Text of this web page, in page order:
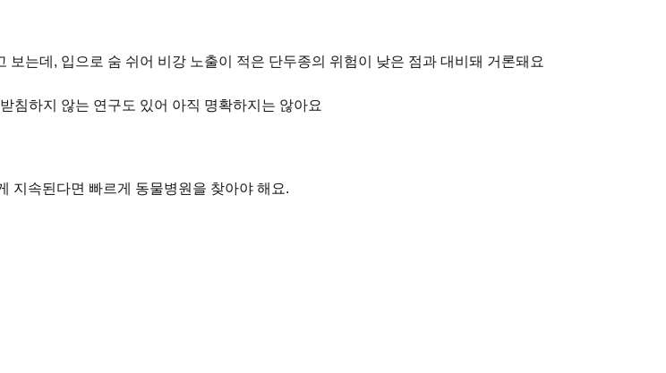
는데, 입으로 숨 쉬어 비강 노출이 적은 단두종의 위험이 낮은 점과 대비돼 거론돼요
침하지 않는 연구도 있어 아직 명확하지는 않아요
지속된다면 빠르게 동물병원을 찾아야 해요.